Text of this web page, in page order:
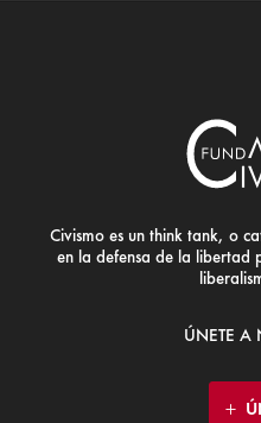
Civismo es un think tank, o
en la defensa de la libertad
ÚNETE A